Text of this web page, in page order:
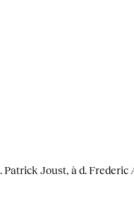
Patrick Joust, à d. Frederic